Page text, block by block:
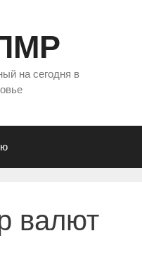
на сегодня в
валют